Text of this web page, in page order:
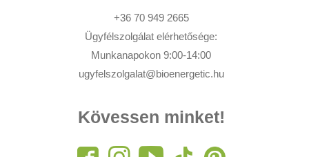
+36 70 949 2665
Ügyfélszolgálat elérhetősége:
Munkanapokon 9:00-14:00
ugyfelszolgalat@bioenergetic.hu
Kövessen minket!